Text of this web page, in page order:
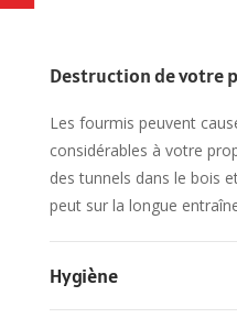
Destruction de votre
Les fourmis peuvent
considérables à votre
des tunnels dans le bois
peut sur la longue
Hygiène